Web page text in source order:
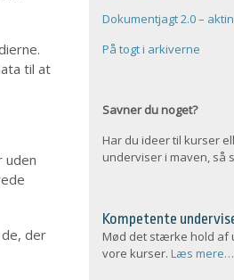
til at
uden
der
Dokumentjagt 2.0 –
På togt i arkiverne
Savner du noget?
Har du ideer til kurser
underviser i maven, så
Kompetente
Mød det stærke hold af
vore kurser. Læs mere…